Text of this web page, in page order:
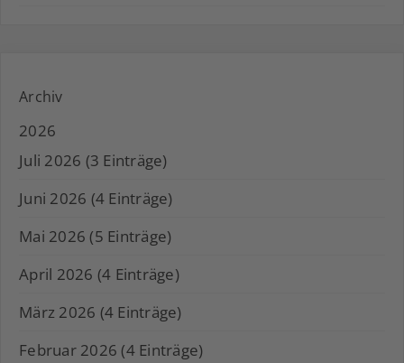
Archiv
2026
Juli 2026 (3 Einträge)
Juni 2026 (4 Einträge)
Mai 2026 (5 Einträge)
April 2026 (4 Einträge)
März 2026 (4 Einträge)
Februar 2026 (4 Einträge)